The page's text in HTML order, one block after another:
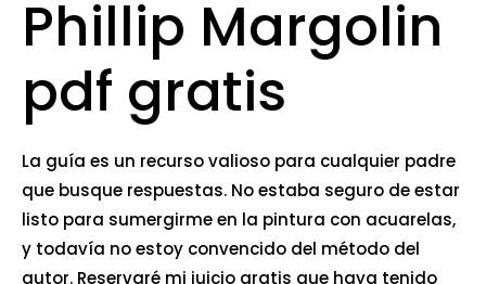
Phillip Margolin
pdf gratis
La guía es un recurso valioso para cualquier padre
que busque respuestas. No estaba seguro de estar
listo para sumergirme en la pintura con acuarelas,
y todavía no estoy convencido del método del
autor. Reservaré mi juicio gratis que haya tenido